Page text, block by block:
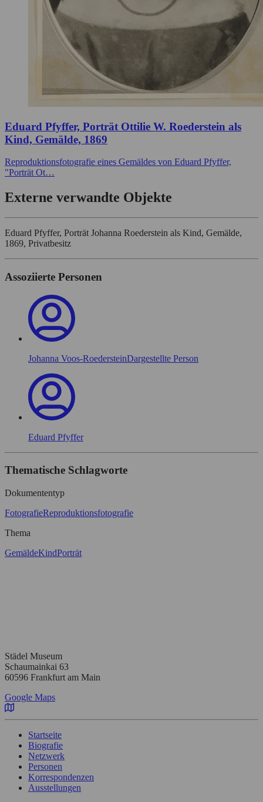
Eduard Pfyffer, Porträt Ottilie W. Roederstein als
Kind, Gemälde, 1869
Reproduktionsfotografie eines Gemäldes von Eduard Pfyffer,
"Porträt Ot…
Externe verwandte Objekte
Eduard Pfyffer, Porträt Johanna Roederstein als Kind, Gemälde,
1869, Privatbesitz
Assoziierte Personen
Johanna Voos-RoedersteinDargestellte Person
Eduard Pfyffer
Thematische Schlagworte
Dokumententyp
FotografieReproduktionsfotografie
Thema
GemäldeKindPorträt
Städel Museum
Schaumainkai 63
60596 Frankfurt am Main
Google Maps
Startseite
Biografie
Netzwerk
Personen
Korrespondenzen
Ausstellungen